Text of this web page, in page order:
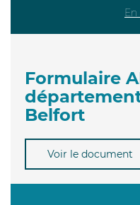
En
Formulaire
Belfort
Voir le document